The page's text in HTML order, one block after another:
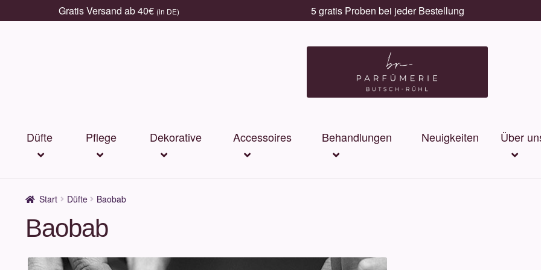
Gratis Versand ab 40€ (in DE) 5 gratis Proben bei jeder Bestellung
Düfte Pflege Dekorative Accessoires Behandlungen Neuigkeiten Über
Start Düfte Baobab
Baobab